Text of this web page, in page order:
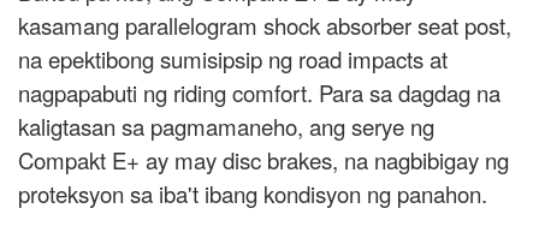
kasamang parallelogram shock absorber seat post,
na epektibong sumisipsip ng road impacts at
nagpapabuti ng riding comfort. Para sa dagdag na
kaligtasan sa pagmamaneho, ang serye ng
Compakt E+ ay may disc brakes, na nagbibigay ng
proteksyon sa iba't ibang kondisyon ng panahon.